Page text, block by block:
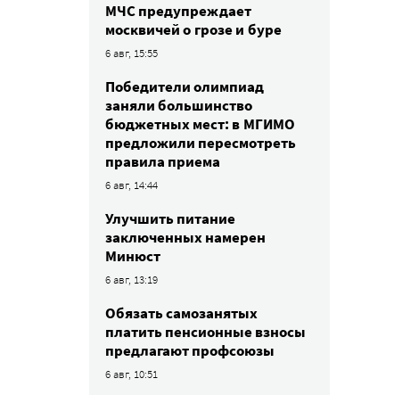
МЧС предупреждает
москвичей о грозе и буре
6 авг, 15:55
Победители олимпиад
заняли большинство
бюджетных мест: в МГИМО
предложили пересмотреть
правила приема
6 авг, 14:44
Улучшить питание
заключенных намерен
Минюст
6 авг, 13:19
Обязать самозанятых
платить пенсионные взносы
предлагают профсоюзы
6 авг, 10:51